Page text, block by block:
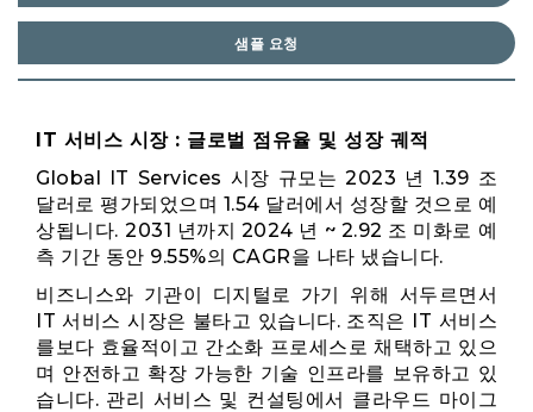
샘플 요청
IT 서비스 시장 : 글로벌 점유율 및 성장 궤적
Global IT Services 시장 규모는 2023 년 1.39 조
달러로 평가되었으며 1.54 달러에서 성장할 것으로 예
상됩니다. 2031 년까지 2024 년 ~ 2.92 조 미화로 예
측 기간 동안 9.55%의 CAGR을 나타 냈습니다.
비즈니스와 기관이 디지털로 가기 위해 서두르면서
IT 서비스 시장은 불타고 있습니다. 조직은 IT 서비스
를보다 효율적이고 간소화 프로세스로 채택하고 있으
며 안전하고 확장 가능한 기술 인프라를 보유하고 있
습니다. 관리 서비스 및 컨설팅에서 클라우드 마이그